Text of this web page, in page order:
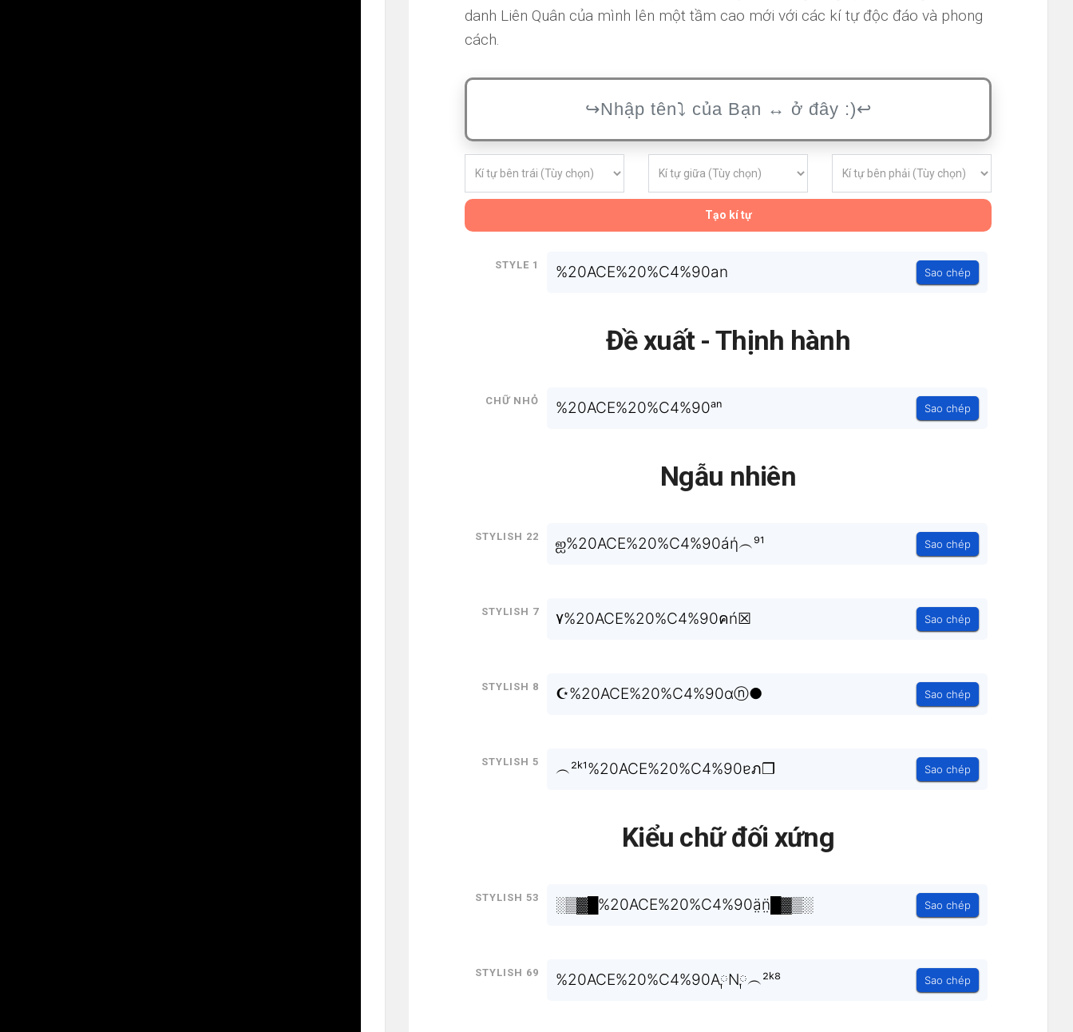
danh Liên Quân của mình lên một tầm cao mới với các kí tự độc đáo và phong
cách.
Tạo kí tự
Style 1 %20ACE%20%C4%90an Sao chép
Đề xuất - Thịnh hành
Chữ nhỏ %20ACE%20%C4%90ᵃⁿ Sao chép
Ngẫu nhiên
Stylish 22 ஐ%20ACE%20%C4%90áή︵⁹¹ Sao chép
Stylish 7 ۷%20ACE%20%C4%90คń☒ Sao chép
Stylish 8 ☪%20ACE%20%C4%90ɑⓝ● Sao chép
Stylish 5 ︵²ᵏ¹%20ACE%20%C4%90ɐภ❒ Sao chép
Kiểu chữ đối xứng
Stylish 53 ░▒▓█%20ACE%20%C4%90ä̤n̤̈█▓▒░ Sao chép
Stylish 69 %20ACE%20%C4%90A༙N༙︵²ᵏ⁸ Sao chép